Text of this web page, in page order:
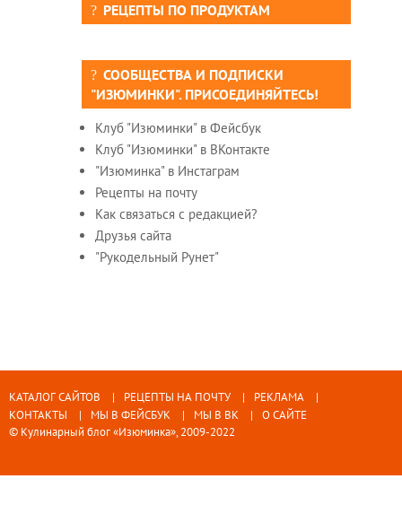
РЕЦЕПТЫ ПО ПРОДУКТАМ
СООБЩЕСТВА И ПОДПИСКИ
"ИЗЮМИНКИ". ПРИСОЕДИНЯЙТЕСЬ!
Клуб "Изюминки" в Фейсбук
Клуб "Изюминки" в ВКонтакте
"Изюминка" в Инстаграм
Рецепты на почту
Как связаться с редакцией?
Друзья сайта
"Рукодельный Рунет"
КАТАЛОГ САЙТОВ РЕЦЕПТЫ НА ПОЧТУ
РЕКЛАМА
КОНТАКТЫ
МЫ В ФЕЙСБУК МЫ В ВК
О САЙТЕ
© Кулинарный блог «Изюминка», 2009-2022